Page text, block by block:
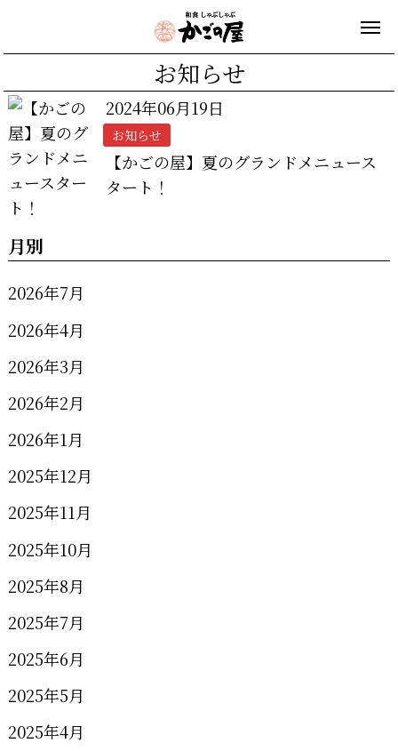
お知らせ
2024年06月19日
お知らせ
【かごの屋】夏のグランドメニュース
タート！
月別
2026年7月
2026年4月
2026年3月
2026年2月
2026年1月
2025年12月
2025年11月
2025年10月
2025年8月
2025年7月
2025年6月
2025年5月
2025年4月